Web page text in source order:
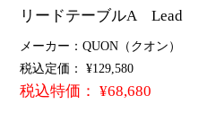
リードテーブルA Lead
メーカー：QUON（クオン）
税込定価： ¥129,580
税込特価： ¥68,680